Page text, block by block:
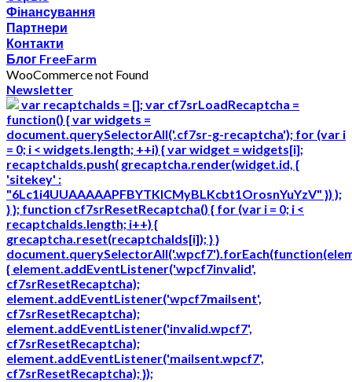
Фінансування
Партнери
Контакти
Блог FreeFarm
WooCommerce not Found
Newsletter
var recaptchaIds = []; var cf7srLoadRecaptcha =
function() { var widgets =
document.querySelectorAll('.cf7sr-g-recaptcha'); for (var i
= 0; i < widgets.length; ++i) { var widget = widgets[i];
recaptchaIds.push( grecaptcha.render(widget.id, {
'sitekey' :
"6Lc1i4UUAAAAAPFBYTKICMyBLKcbt1OrosnYuYzV" }) );
} }; function cf7srResetRecaptcha() { for (var i = 0; i <
recaptchaIds.length; i++) {
grecaptcha.reset(recaptchaIds[i]); } }
{ element.addEventListener('wpcf7invalid',
cf7srResetRecaptcha);
element.addEventListener('wpcf7mailsent',
cf7srResetRecaptcha);
element.addEventListener('invalid.wpcf7',
cf7srResetRecaptcha);
element.addEventListener('mailsent.wpcf7',
cf7srResetRecaptcha); });